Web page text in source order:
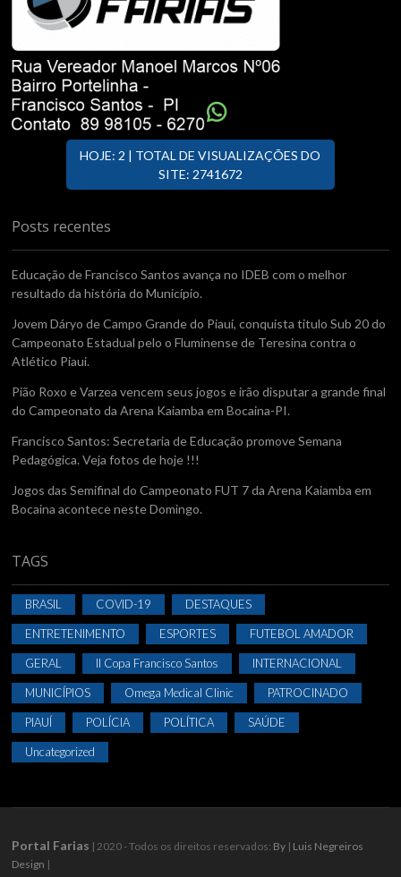
HOJE: 2 | TOTAL DE VISUALIZAÇÕES DO
SITE: 2741672
Posts recentes
Educação de Francisco Santos avança no IDEB com o melhor
resultado da história do Município.
Jovem Dáryo de Campo Grande do Piauí, conquista titulo Sub 20 do
Campeonato Estadual pelo o Fluminense de Teresina contra o
Atlético Piaui.
Pião Roxo e Varzea vencem seus jogos e irão disputar a grande final
do Campeonato da Arena Kaiamba em Bocaina-PI.
Francisco Santos: Secretaria de Educação promove Semana
Pedagógica. Veja fotos de hoje !!!
Jogos das Semifinal do Campeonato FUT 7 da Arena Kaiamba em
Bocaina acontece neste Domingo.
TAGS
BRASIL COVID-19 DESTAQUES
ENTRETENIMENTO ESPORTES FUTEBOL AMADOR
GERAL II Copa Francisco Santos INTERNACIONAL
MUNICÍPIOS Omega Medical Clinic PATROCINADO
PIAUÍ POLÍCIA POLÍTICA SAÚDE
Uncategorized
Portal Farias | 2020 - Todos os direitos reservados: By | Luis Negreiros
Design |